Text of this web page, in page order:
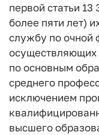
первой статьи
более пяти лет)
службу по очной
осуществляющих
по основным
среднего
исключением
высшего